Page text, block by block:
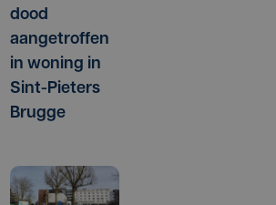
dood
aangetroffen
in woning in
Sint-Pieters
Brugge